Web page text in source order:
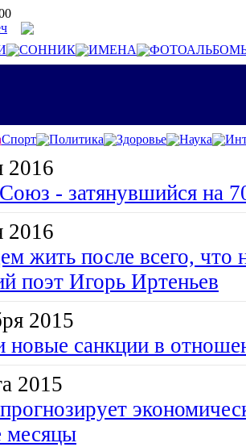
СОННИК ИМЕНА
Спорт Политика Здоровье Наука
2016
- затянувшийся на
2016
жить после всего, что
поэт Игорь Иртеньев
2015
санкции в
2015
месяцы